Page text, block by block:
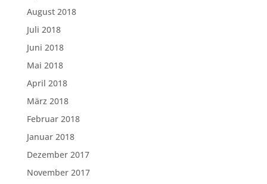
August 2018
Juli 2018
Juni 2018
Mai 2018
April 2018
März 2018
Februar 2018
Januar 2018
Dezember 2017
November 2017